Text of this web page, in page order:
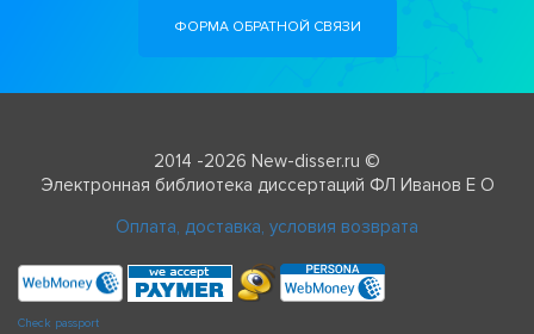
ФОРМА ОБРАТНОЙ СВЯЗИ
2014 -2026 New-disser.ru ©
Электронная библиотека диссертаций ФЛ Иванов Е О
Оплата, доставка, условия возврата
Check passport